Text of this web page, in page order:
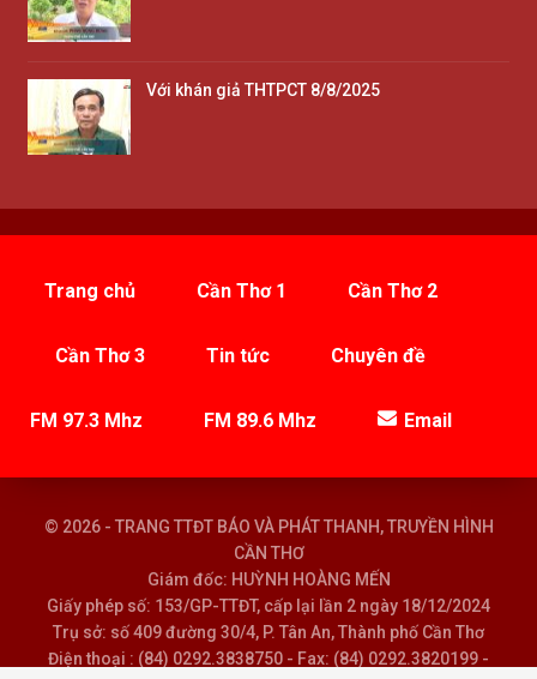
Với khán giả THTPCT 8/8/2025
Trang chủ Cần Thơ 1 Cần Thơ 2
Cần Thơ 3 Tin tức Chuyên đề
FM 97.3 Mhz FM 89.6 Mhz Email
© 2026 - TRANG TTĐT BÁO VÀ PHÁT THANH, TRUYỀN HÌNH
CẦN THƠ
Giám đốc: HUỲNH HOÀNG MẾN
Giấy phép số: 153/GP-TTĐT, cấp lại lần 2 ngày 18/12/2024
Trụ sở: số 409 đường 30/4, P. Tân An, Thành phố Cần Thơ
Điện thoại : (84) 0292.3838750 - Fax: (84) 0292.3820199 -